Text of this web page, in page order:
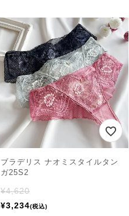
ブラデリス ナオミスタイルタン
ガ25S2
¥4,620
¥3,234 税込